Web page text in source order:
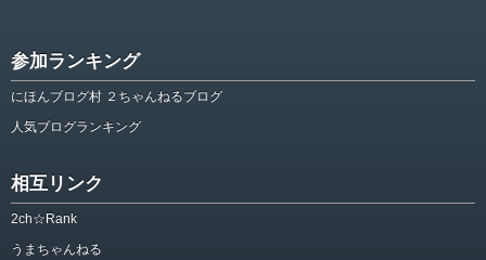
参加ランキング
にほんブログ村 ２ちゃんねるブログ
人気ブログランキング
相互リンク
2ch☆Rank
うまちゃんねる